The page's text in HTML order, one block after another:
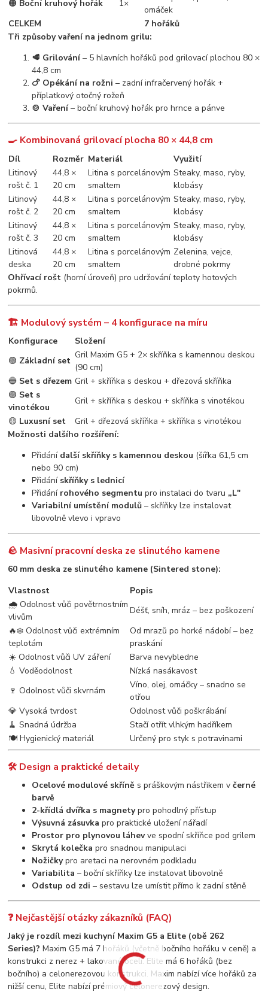
🟠 Boční kruhový hořák 1×
omáček
CELKEM
7 hořáků
Tři způsoby vaření na jednom grilu:
🥩 Grilování– 5 hlavních hořáků pod grilovací plochou 80 ×
44,8 cm
🍗 Opékání na rožni – zadní infračervený hořák +
příplatkový otočný rožeň
🍲 Vaření– boční kruhový hořák pro hrnce a pánve
🍳 Kombinovaná grilovací plocha 80 × 44,8 cm
Díl Rozměr Materiál
Využití
Litinový
rošt č. 1
44,8 ×
20 cm
Litina s porcelánovým
smaltem
Steaky, maso, ryby,
klobásy
Litinový
rošt č. 2
44,8 ×
20 cm
Litina s porcelánovým
smaltem
Steaky, maso, ryby,
klobásy
Litinový
rošt č. 3
44,8 ×
20 cm
Litina s porcelánovým
smaltem
Steaky, maso, ryby,
klobásy
Litinová
deska
44,8 ×
20 cm
Litina s porcelánovým
smaltem
Zelenina, vejce,
drobné pokrmy
Ohřívací rošt (horní úroveň) pro udržování teploty hotových
pokrmů.
🏗️ Modulový systém – 4 konfigurace na míru
Konfigurace
Složení
🟢 Základní set
Gril Maxim G5 + 2× skříňka s kamennou deskou
(90 cm)
🔵 Set s dřezem Gril + skříňka s deskou + dřezová skříňka
🟣 Set s
vinotékou
Gril + skříňka s deskou + skříňka s vinotékou
🟡 Luxusní set
Gril + dřezová skříňka + skříňka s vinotékou
Možnosti dalšího rozšíření:
Přidání další skříňky s kamennou deskou (šířka 61,5 cm
nebo 90 cm)
Přidání skříňky s lednicí
Přidání rohového segmentu pro instalaci do tvaru „L"
Variabilní umístění modulů – skříňky lze instalovat
libovolně vlevo i vpravo
🪨 Masivní pracovní deska ze slinutého kamene
60 mm deska ze slinutého kamene (Sintered stone):
Vlastnost
Popis
🌧️ Odolnost vůči povětrnostním
vlivům
Déšť, sníh, mráz – bez poškození
🔥❄️ Odolnost vůči extrémním
teplotám
Od mrazů po horké nádobí – bez
praskání
☀️ Odolnost vůči UV záření
Barva nevybledne
💧 Voděodolnost
Nízká nasákavost
🍷 Odolnost vůči skvrnám
Víno, olej, omáčky – snadno se
otřou
💎 Vysoká tvrdost
Odolnost vůči poškrábání
🧹 Snadná údržba
Stačí otřít vlhkým hadříkem
🍽️ Hygienický materiál
Určený pro styk s potravinami
🛠️ Design a praktické detaily
Ocelové modulové skříně s práškovým nástřikem včerné
barvě
2-křídlá dvířka s magnetypro pohodlný přístup
Výsuvná zásuvka pro praktické uložení nářadí
Prostor pro plynovou láhevve spodní skříňce pod grilem
Skrytá kolečka pro snadnou manipulaci
Nožičkypro aretaci na nerovném podkladu
Variabilita – boční skříňky lze instalovat libovolně
Odstup od zdi – sestavu lze umístit přímo k zadní stěně
❓ Nejčastější otázky zákazníků (FAQ)
Jaký je rozdíl mezi kuchyní Maxim G5 a Elite (obě 262
Series)? Maxim G5 má 7 hořáků (včetně bočního hořáku v ceně) a
konstrukci z nerez + lakované oceli. Elite má 6 hořáků (bez
bočního) a celonerezovou konstrukci. Maxim nabízí více hořáků za
nižší cenu, Elite nabízí prémiový celonerezový design.